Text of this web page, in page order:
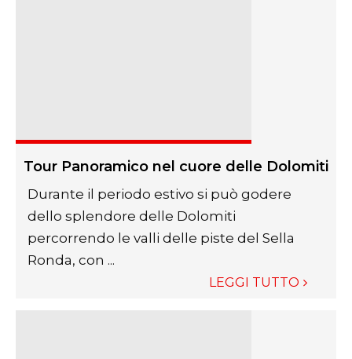
Tour Panoramico nel cuore delle Dolomiti
Durante il periodo estivo si può godere
dello splendore delle Dolomiti
percorrendo le valli delle piste del Sella
Ronda, con ...
LEGGI TUTTO